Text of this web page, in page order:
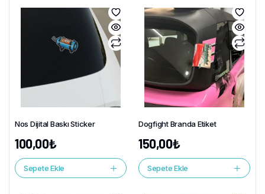
Nos Dijital Baskı Sticker
100,00₺
Sepete Ekle
Dogfight Branda Etiket
150,00₺
Sepete Ekle